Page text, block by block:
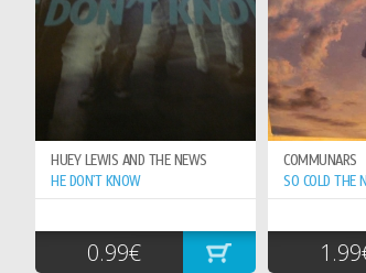
HUEY LEWIS AND THE NEWS
HE DON`T KNOW
0.99€
COMMUNARS